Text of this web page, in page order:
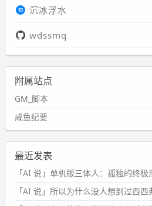
沉冰浮水
wdssmq
附属站点
GM_脚本
咸鱼纪要
最近发表
「AI 说」单机版三体人：孤独的终极
「AI 说」所以为什么没人想到过西西